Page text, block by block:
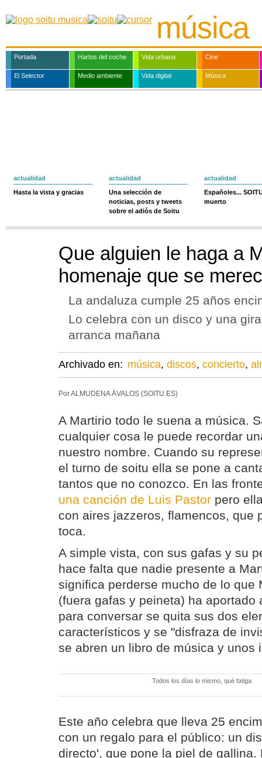
música
Portada Hartos del coche Vida urbana Cine
El Selector Medio ambiente Vida digital Música
actualidad
Hasta la vista y gracias
actualidad
Una selección de
noticias, posts y tweets
sobre el adiós de Soitu
actualidad
Españoles...
muerto
Que alguien le haga a
homenaje que se
La andaluza cumple 25 años
Lo celebra con un disco y una
arranca mañana
Archivado en: música, discos, concierto,
Por ALMUDENA ÁVALOS (SOITU.ES)
A Martirio todo le suena a música.
cualquier cosa le puede recordar
nuestro nombre. Cuando su
el turno de soitu ella se pone a
tantos que no conozco. En las
una canción de Luis Pastor pero
con aires jazzeros, flamencos, que
toca.
A simple vista, con sus gafas y su
hace falta que nadie presente a
significa perderse mucho de lo que
(fuera gafas y peineta) ha aportado
para conversar se quita sus dos
característicos y se "disfraza de
se abren un libro de música y unos
Todos los días lo mismo, qué fatiga
Este año celebra que lleva 25
con un regalo para el público: un
directo', que pone la piel de gallina.